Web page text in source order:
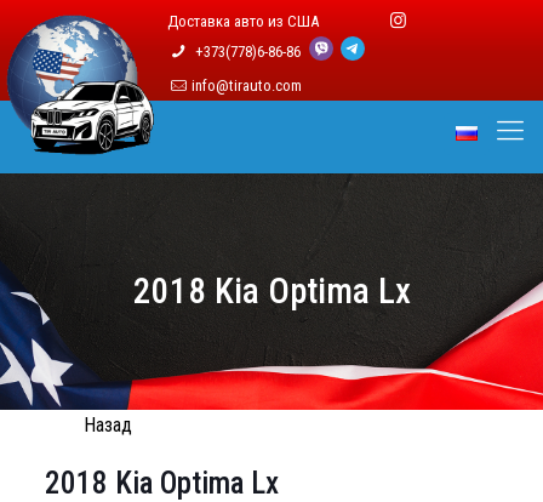
Доставка авто из США
+373(778)6-86-86
info@tirauto.com
2018 Kia Optima Lx
Назад
2018 Kia Optima Lx